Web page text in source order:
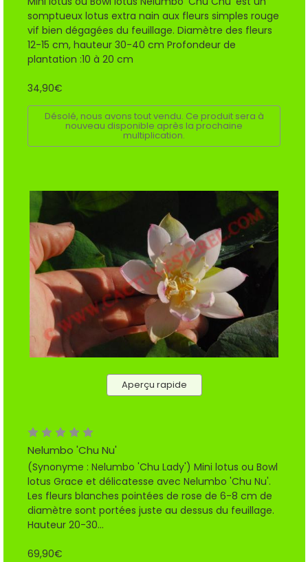
somptueux lotus extra nain aux fleurs simples rouge
vif bien dégagées du feuillage. Diamètre des fleurs
12-15 cm, hauteur 30-40 cm Profondeur de
plantation :10 à 20 cm
34,90€
Désolé, nous avons tout vendu. Ce produit sera à
nouveau disponible après la prochaine
multiplication.
Aperçu rapide
Nelumbo 'Chu Nu'
(Synonyme : Nelumbo 'Chu Lady') Mini lotus ou Bowl
lotus Grace et délicatesse avec Nelumbo 'Chu Nu'.
Les fleurs blanches pointées de rose de 6-8 cm de
diamètre sont portées juste au dessus du feuillage.
Hauteur 20-30...
69,90€